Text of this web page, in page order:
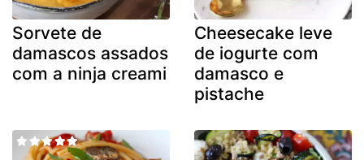
Sorvete de
damascos assados
com a ninja creami
Cheesecake leve
de iogurte com
damasco e
pistache